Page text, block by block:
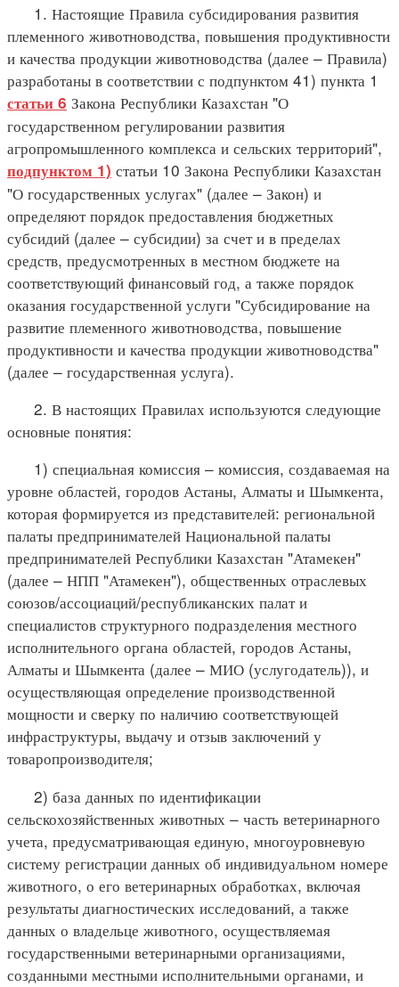
1. Настоящие Правила субсидирования развития
племенного животноводства, повышения продуктивности
и качества продукции животноводства (далее – Правила)
разработаны в соответствии с подпунктом 41) пункта 1
статьи 6 Закона Республики Казахстан "О
государственном регулировании развития
агропромышленного комплекса и сельских территорий",
подпунктом 1) статьи 10 Закона Республики Казахстан
"О государственных услугах" (далее – Закон) и
определяют порядок предоставления бюджетных
субсидий (далее – субсидии) за счет и в пределах
средств, предусмотренных в местном бюджете на
соответствующий финансовый год, а также порядок
оказания государственной услуги "Субсидирование на
развитие племенного животноводства, повышение
продуктивности и качества продукции животноводства"
(далее – государственная услуга).
2. В настоящих Правилах используются следующие
основные понятия:
1) специальная комиссия – комиссия, создаваемая на
уровне областей, городов Астаны, Алматы и Шымкента,
которая формируется из представителей: региональной
палаты предпринимателей Национальной палаты
предпринимателей Республики Казахстан "Атамекен"
(далее – НПП "Атамекен"), общественных отраслевых
союзов/ассоциаций/республиканских палат и
специалистов структурного подразделения местного
исполнительного органа областей, городов Астаны,
Алматы и Шымкента (далее – МИО (услугодатель)), и
осуществляющая определение производственной
мощности и сверку по наличию соответствующей
инфраструктуры, выдачу и отзыв заключений у
товаропроизводителя;
2) база данных по идентификации
сельскохозяйственных животных – часть ветеринарного
учета, предусматривающая единую, многоуровневую
систему регистрации данных об индивидуальном номере
животного, о его ветеринарных обработках, включая
результаты диагностических исследований, а также
данных о владельце животного, осуществляемая
государственными ветеринарными организациями,
созданными местными исполнительными органами, и